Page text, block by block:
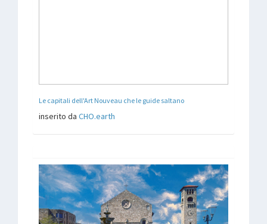
Le capitali dell'Art Nouveau che le guide saltano
inserito da CHO.earth